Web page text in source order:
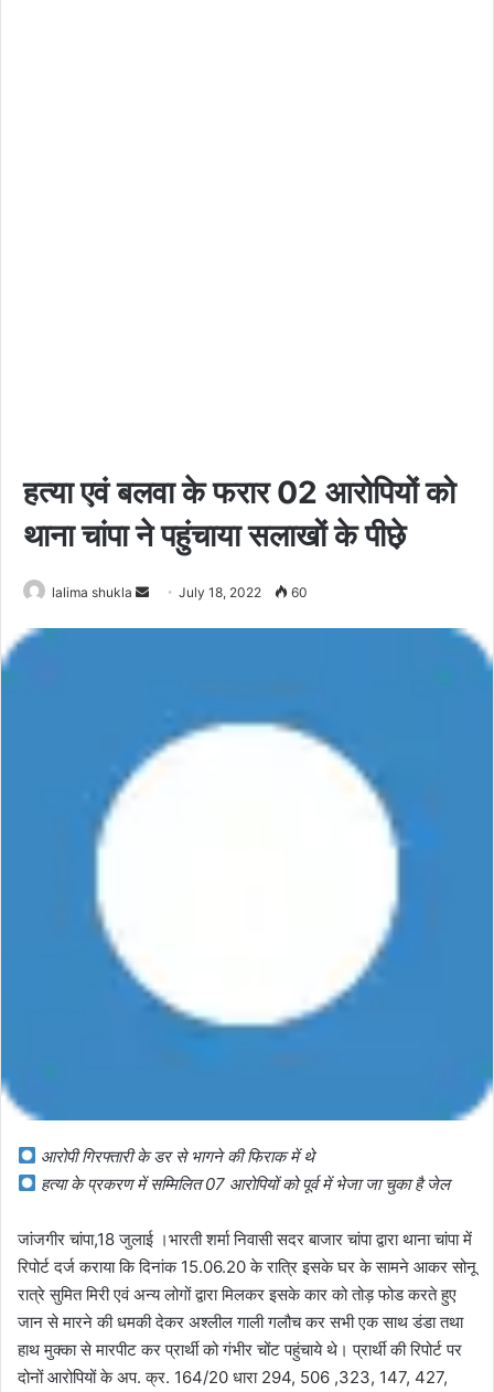
हत्या एवं बलवा के फरार 02 आरोपियों को
थाना चांपा ने पहुंचाया सलाखों के पीछे़
lalima shukla
Send July 18, 2022 60
आरोपी गिरफ्तारी के डर से भागने की फिराक में थे
हत्या के प्रकरण में सम्मिलित 07 आरोपियों को पूर्व में भेजा जा चुका है जेल
जांजगीर चांपा,18 जुलाई ।भारती शर्मा निवासी सदर बाजार चांपा द्वारा थाना चांपा में
रिपोर्ट दर्ज कराया कि दिनांक 15.06.20 के रात्रि इसके घर के सामने आकर सोनू
रात्रे सुमित मिरी एवं अन्य लोगों द्वारा मिलकर इसके कार को तोड़ फोड करते हुए
जान से मारने की धमकी देकर अश्लील गाली गलौच कर सभी एक साथ डंडा तथा
हाथ मुक्का से मारपीट कर प्रार्थी को गंभीर चोंट पहुंचाये थे। प्रार्थी की रिपोर्ट पर
दोनों आरोपियों के अप. क्र. 164/20 धारा 294, 506 ,323, 147, 427,